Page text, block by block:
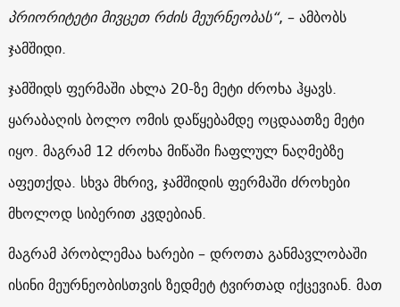
პრიორიტეტი მივცეთ რძის მეურნეობას“, – ამბობს
ჯამშიდი.
ჯამშიდს ფერმაში ახლა 20-ზე მეტი ძროხა ჰყავს.
ყარაბაღის ბოლო ომის დაწყებამდე ოცდაათზე მეტი
იყო. მაგრამ 12 ძროხა მიწაში ჩაფლულ ნაღმებზე
აფეთქდა. სხვა მხრივ, ჯამშიდის ფერმაში ძროხები
მხოლოდ სიბერით კვდებიან.
მაგრამ პრობლემაა ხარები – დროთა განმავლობაში
ისინი მეურნეობისთვის ზედმეტ ტვირთად იქცევიან. მათ